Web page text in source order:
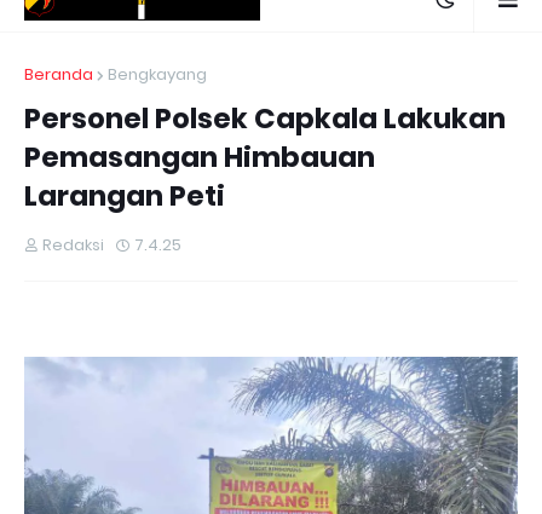
Beranda Bengkayang
Personel Polsek Capkala Lakukan
Pemasangan Himbauan
Larangan Peti
Redaksi 7.4.25